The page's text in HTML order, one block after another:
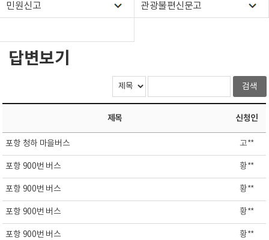
민원신고 관광불편신문고
답변보기
제목 신청인
포항 청하 마을버스 고**
포항 900번 버스 황**
포항 900번 버스 황**
포항 900번 버스 황**
포항 900번 버스 황**